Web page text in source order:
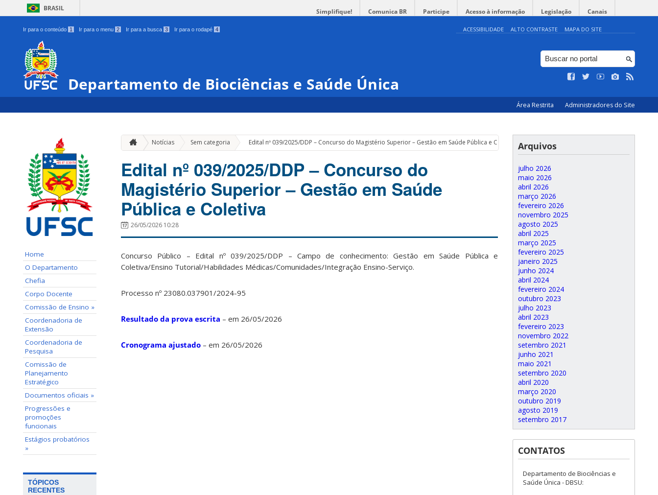
BRASIL Simplifique! Comunica BR Participe Acesso à informação Legislação Canais
Ir para o conteúdo 1 Ir para o menu 2 Ir para a busca 3 Ir para o rodapé 4 ACESSIBILIDADE ALTO CONTRASTE MAPA DO SITE
Departamento de Biociências e Saúde Única
Área Restrita Administradores do Site
Home
O Departamento
Chefia
Corpo Docente
Comissão de Ensino »
Coordenadoria de
Extensão
Coordenadoria de
Pesquisa
Comissão de
Planejamento
Estratégico
Documentos oficiais »
Progressões e
promoções
funcionais
Estágios probatórios
»
TÓPICOS
RECENTES
Notícias Sem categoria » Edital nº 039/2025/DDP – Concurso do Magistério Superior – Gestão em Saúde Pública e Coletiva
Edital nº 039/2025/DDP – Concurso do
Magistério Superior – Gestão em Saúde
Pública e Coletiva
26/05/2026 10:28
Concurso Público – Edital nº 039/2025/DDP – Campo de conhecimento: Gestão em Saúde Pública e
Coletiva/Ensino Tutorial/Habilidades Médicas/Comunidades/Integração Ensino-Serviço.
Processo nº 23080.037901/2024-95
Resultado da prova escrita – em 26/05/2026
Cronograma ajustado – em 26/05/2026
Arquivos
julho 2026
maio 2026
abril 2026
março 2026
fevereiro 2026
novembro 2025
agosto 2025
abril 2025
março 2025
fevereiro 2025
janeiro 2025
junho 2024
abril 2024
fevereiro 2024
outubro 2023
julho 2023
abril 2023
fevereiro 2023
novembro 2022
setembro 2021
junho 2021
maio 2021
setembro 2020
abril 2020
março 2020
outubro 2019
agosto 2019
setembro 2017
CONTATOS
Departamento de Biociências e
Saúde Única - DBSU: